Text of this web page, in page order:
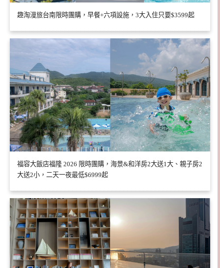
趣淘漫旅台南限時團購，早餐+六項設施，3大入住只要$3599起
福容大飯店福隆 2026 限時團購，海景&和洋房2大送1大、親子房2
大送2小，二天一夜最低$6999起